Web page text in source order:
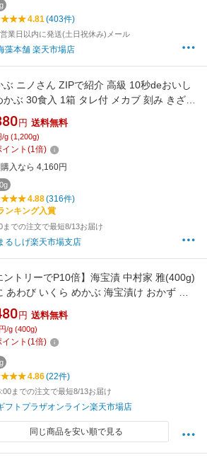
4.81(403件)
業日以内に発送(土日祝休み)メール
藻本舗 楽天市場店
ぶ ニノさん ZIPで紹介 高級 10秒deおいし
かぶ 30食入 1箱 タレ付 メカブ 刻み きざみ
ぶ 宮城 気仙沼 グルメ 国産 無添加 食品 冷
バネバ 海藻 ヘルシー 小腹すいた時 食べる
体にいい食べ物 手軽 三陸産 食材 ダイエッ
円 送料無料
/g (1,200g)
イント (1倍)
入なら 4,160円
4.88(316件)
ンキング入賞
までの注文で最短8/13お届け
るしげ楽天市場支店
ントリーでP10倍】海宝漬 中村家 雅(400g)
あわび いくら めかぶ 海宝漬け おかず つ
おつまみ お酒 酒 ご飯 三陸産 岩手 大容量
お得 ギフト プレゼント 贈り物 贈答 入園
中元 お中元 夏ギフト 暑中見舞い 残暑見舞
円 送料無料
/g (400g)
イント (1倍)
4.86(22件)
までの注文で最短8/13お届け
フトプラザオンライン楽天市場店
同じ商品を安い順で見る